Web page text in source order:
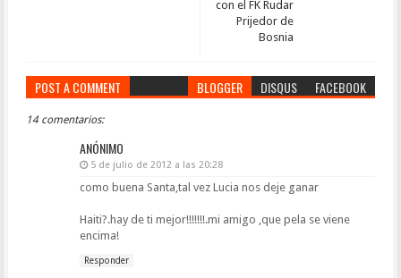
con el FK Rudar
Prijedor de
Bosnia
POST A COMMENT BLOGGER DISQUS FACEBOOK
14 comentarios:
ANÓNIMO
5 de julio de 2012 a las 20:28
como buena Santa,tal vez Lucia nos deje ganar
Haiti?.hay de ti mejor!!!!!!!.mi amigo ,que pela se viene
encima!
Responder